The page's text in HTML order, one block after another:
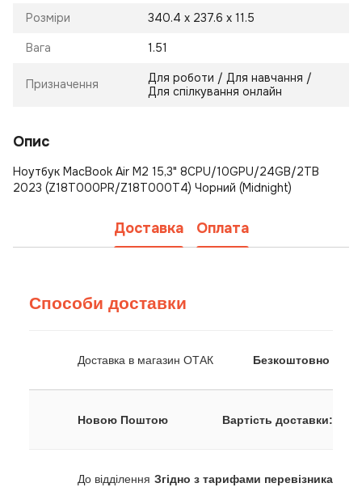
Розміри 340.4 х 237.6 х 11.5
Вага 1.51
Призначення
Для роботи / Для навчання /
Для спілкування онлайн
Опис
Ноутбук MacBook Air M2 15,3" 8CPU/10GPU/24GB/2TB
2023 (Z18T000PR/Z18T000T4) Чорний (Midnight)
Доставка Оплата
Способи доставки
Доставка в магазин ОТАК Безкоштовно
Новою Поштою Вартість доставки:
До відділення Згідно з тарифами перевізника